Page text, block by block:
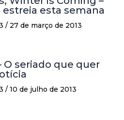
esta semana
/ 27 de março de 2013
O seriado que quer
/ 10 de julho de 2013